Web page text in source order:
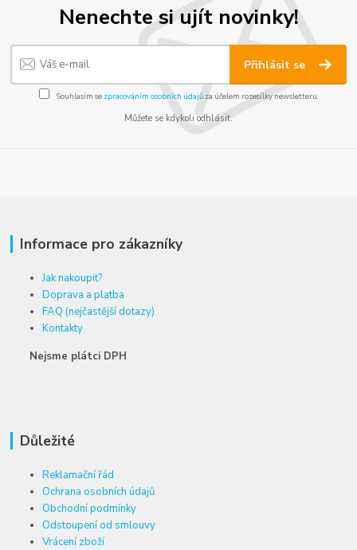
Nenechte si ujít novinky!
Přihlásit se
Souhlasím se zpracováním osobních údajůza účelem rozesílky newsletteru.
Můžete se kdykoli odhlásit.
Informace pro zákazníky
Jak nakoupit?
Doprava a platba
FAQ (nejčastější dotazy)
Kontakty
Nejsme plátci DPH
Důležité
Reklamační řád
Ochrana osobních údajů
Obchodní podmínky
Odstoupení od smlouvy
Vrácení zboží